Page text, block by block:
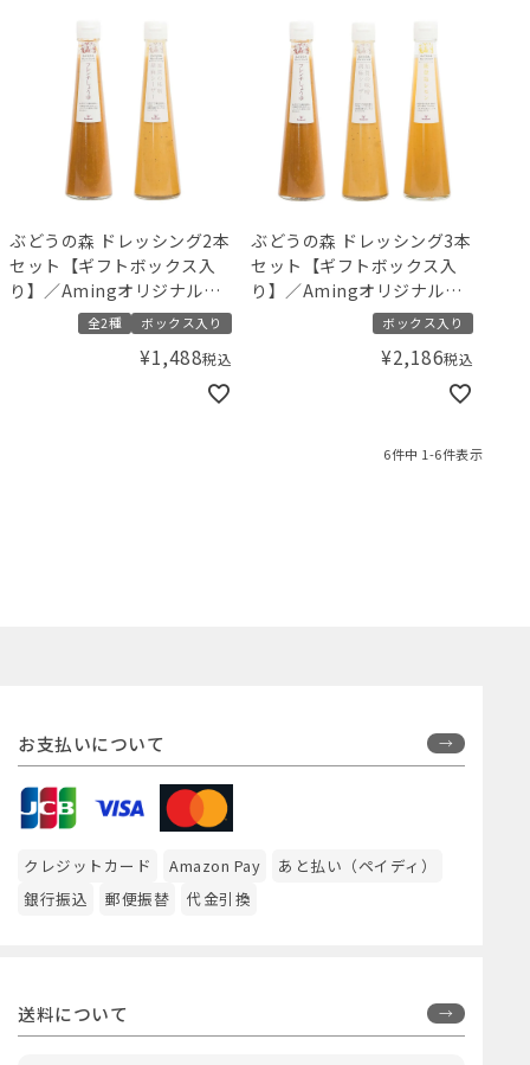
ぶどうの森 ドレッシング2本
セット【ギフトボックス入
り】／Amingオリジナルセ
全2種 ボックス入り
¥1,488税込
ぶどうの森 ドレッシング3本
セット【ギフトボックス入
り】／Amingオリジナルセ
ボックス入り
¥2,186税込
6件中 1-6件表示
お支払いについて
クレジットカード Amazon Pay
あと払い（ペイディ）
銀行振込
郵便振替 代金引換
送料について